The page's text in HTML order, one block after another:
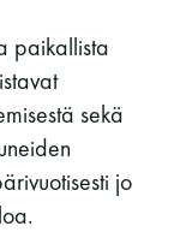
paikallista
sekä
jo